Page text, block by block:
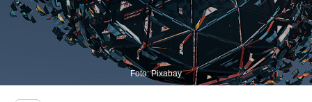
Foto: Pixabay